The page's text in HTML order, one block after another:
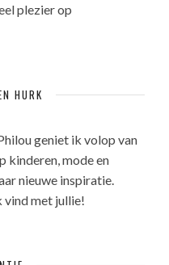
plezier op
HURK
geniet ik volop van
kinderen, mode en
nieuwe inspiratie.
vind met jullie!